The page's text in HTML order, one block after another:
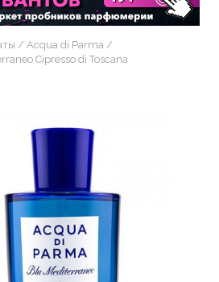
Acqua di Parma
Cipresso di Toscana